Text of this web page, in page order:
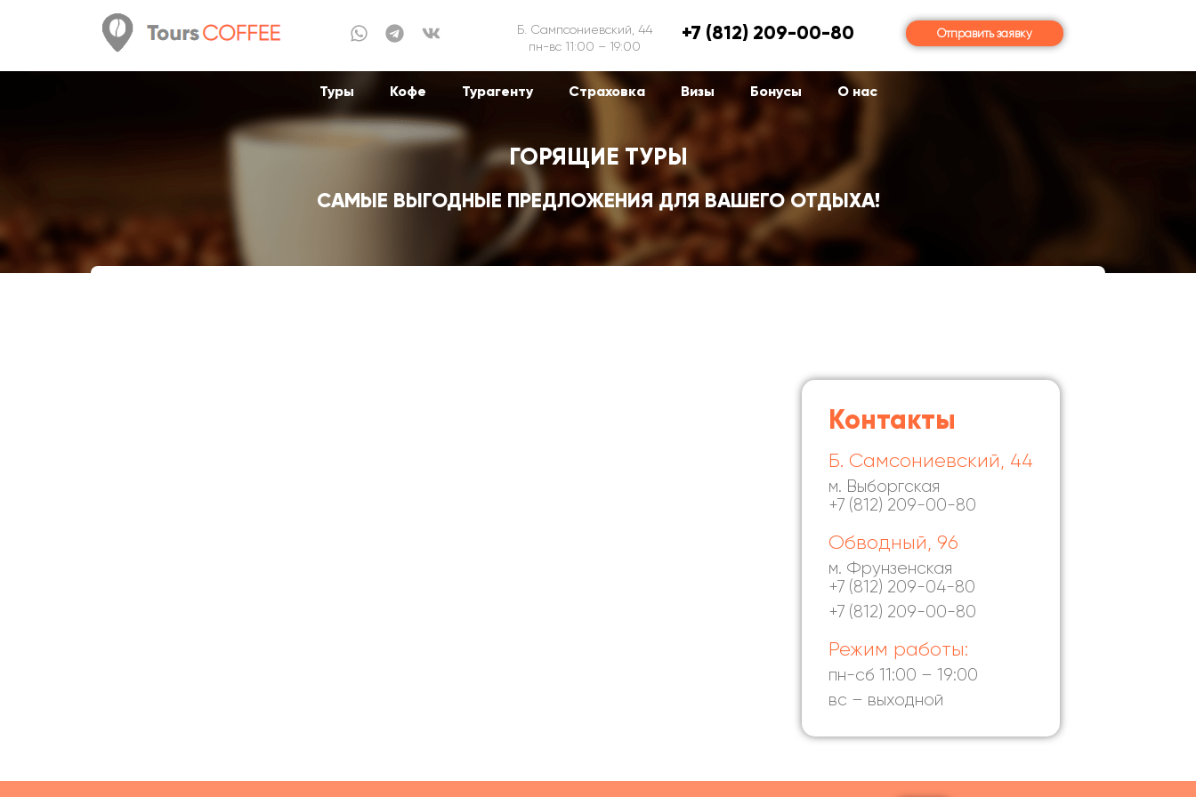
Б. Сампсониевский, 44
пн-вс 11:00 – 19:00
+7 (812) 209-00-80 Отправить заявку
Туры Кофе Турагенту Страховка Визы Бонусы О нас
ГОРЯЩИЕ ТУРЫ
САМЫЕ ВЫГОДНЫЕ ПРЕДЛОЖЕНИЯ ДЛЯ ВАШЕГО ОТДЫХА!
Контакты
Б. Самсониевский, 44
м. Выборгская
+7 (812) 209-00-80
Обводный, 96
м. Фрунзенская
+7 (812) 209-04-80
+7 (812) 209-00-80
Режим работы:
пн-сб 11:00 – 19:00
вс – выходной